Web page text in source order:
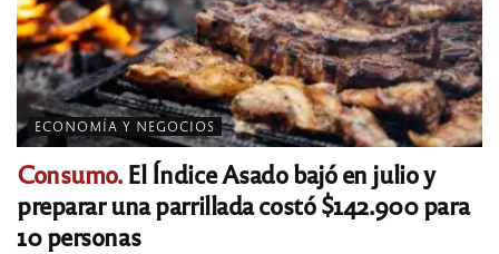
ECONOMÍA Y NEGOCIOS
Consumo.El Índice Asado bajó en julio y
preparar una parrillada costó $142.900 para
10 personas